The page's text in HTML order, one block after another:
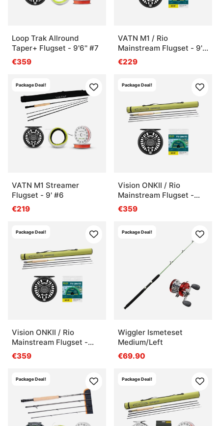
Loop Trak Allround
Taper+ Flugset - 9'6'' #7
€359
VATN M1 / Rio
Mainstream Flugset - 9'
#6
€229
Package Deal!
VATN M1 Streamer
Flugset - 9' #6
€219
Package Deal!
Vision ONKII / Rio
Mainstream Flugset -
8'0'' #4
€359
Package Deal!
Vision ONKII / Rio
Mainstream Flugset -
9'0'' #6
€359
Package Deal!
Wiggler Ismeteset
Medium/Left
€69.90
Package Deal! Package Deal!